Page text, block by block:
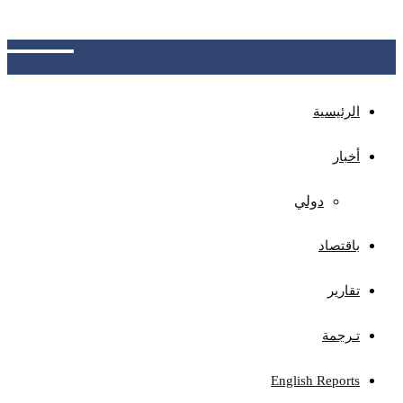
الرئيسية
أخبار
دولي
باقتصاد
تقارير
تـرجمة
English Reports